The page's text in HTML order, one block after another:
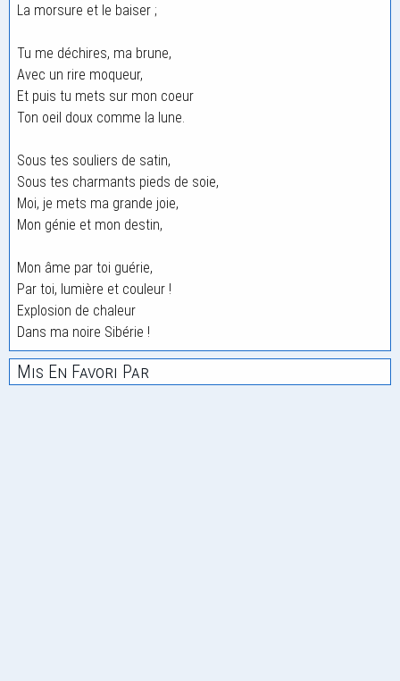
La morsure et le baiser ;
Tu me déchires, ma brune,
Avec un rire moqueur,
Et puis tu mets sur mon coeur
Ton oeil doux comme la lune.
Sous tes souliers de satin,
Sous tes charmants pieds de soie,
Moi, je mets ma grande joie,
Mon génie et mon destin,
Mon âme par toi guérie,
Par toi, lumière et couleur !
Explosion de chaleur
Dans ma noire Sibérie !
Mis En Favori Par